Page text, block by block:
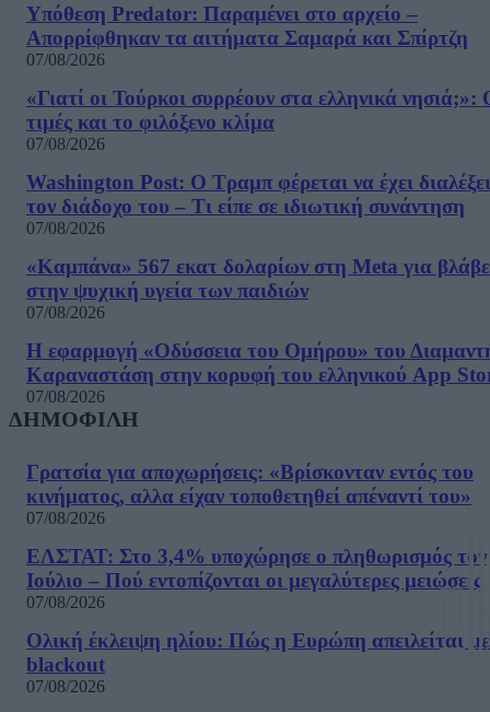
Υπόθεση Predator: Παραμένει στο αρχείο –
Απορρίφθηκαν τα αιτήματα Σαμαρά και Σπίρτζη
07/08/2026
«Γιατί οι Τούρκοι συρρέουν στα ελληνικά νησιά;»:
τιμές και το φιλόξενο κλίμα
07/08/2026
Washington Post: Ο Τραμπ φέρεται να έχει διαλέξει
τον διάδοχο του – Τι είπε σε ιδιωτική συνάντηση
07/08/2026
«Καμπάνα» 567 εκατ δολαρίων στη Meta για
στην ψυχική υγεία των παιδιών
07/08/2026
Η εφαρμογή «Οδύσσεια του Ομήρου» του
Καραναστάση στην κορυφή του ελληνικού App
07/08/2026
ΔΗΜΟΦΙΛΗ
Γρατσία για αποχωρήσεις: «Bρίσκονταν εντός του
κινήματος, αλλα είχαν τοποθετηθεί απέναντί του»
07/08/2026
ΕΛΣΤΑΤ: Στο 3,4% υποχώρησε ο πληθωρισμός τον
Ιούλιο – Πού εντοπίζονται οι μεγαλύτερες μειώσεις
07/08/2026
Ολική έκλειψη ηλίου: Πώς η Ευρώπη απειλείται με
blackout
07/08/2026